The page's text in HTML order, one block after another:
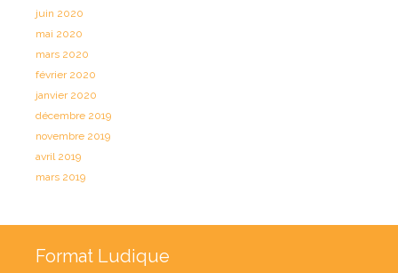
juin 2020
mai 2020
mars 2020
février 2020
janvier 2020
décembre 2019
novembre 2019
avril 2019
mars 2019
Format Ludique